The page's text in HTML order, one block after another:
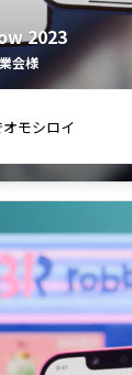
2023
会様
モシロイ
ョーがアプリでも